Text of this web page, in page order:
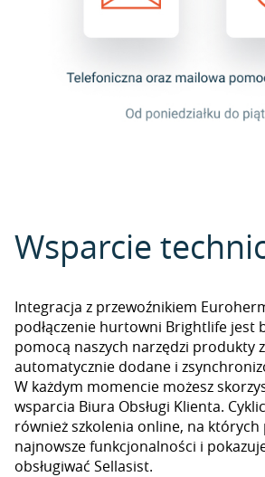
Wsparcie
Integracja z przewoźnikiem
podłączenie hurtowni Brightlife jest
pomocą naszych narzędzi produkty
automatycznie dodane i
W każdym momencie możesz
wsparcia Biura Obsługi Klienta.
również szkolenia online, na
najnowsze funkcjonalności i
obsługiwać Sellasist.